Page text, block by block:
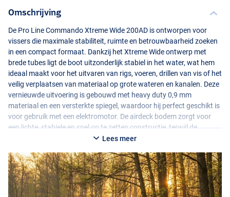
Omschrijving
De Pro Line Commando Xtreme Wide 200AD is ontworpen voor
vissers die maximale stabiliteit, ruimte en betrouwbaarheid zoeken
in een compact formaat. Dankzij het Xtreme Wide ontwerp met
brede tubes ligt de boot uitzonderlijk stabiel in het water, wat hem
ideaal maakt voor het uitvaren van rigs, voeren, drillen van vis of het
veilig verplaatsen van materiaal op grote wateren en kanalen. Deze
vernieuwde uitvoering is gebouwd met heavy duty 0,9 mm
materiaal en een versterkte spiegel, waardoor hij perfect geschikt is
voor gebruik met een elektromotor. De airdeck bodem zorgt voor
een lichte, stabiele en snel op te zetten constructie, terwijl de
opblaasbare kiel en verstevigde bodem extra controle en
accessoires, zodat je direct het water op kunt.
Lees meer